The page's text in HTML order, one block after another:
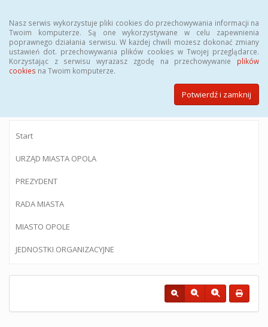
Nasz serwis wykorzystuje pliki cookies do przechowywania informacji na
Twoim komputerze. Są one wykorzystywane w celu zapewnienia
poprawnego działania serwisu. W każdej chwili możesz dokonać zmiany
ustawień dot. przechowywania plików cookies w Twojej przeglądarce.
Korzystając z serwisu wyrażasz zgodę na przechowywanie plików
cookies na Twoim komputerze.
Potwierdź i zamknij
BIULETYN INFORMACJI PUBLICZNEJ
Urzędu Miasta Opola
Start
URZĄD MIASTA OPOLA
PREZYDENT
RADA MIASTA
MIASTO OPOLE
JEDNOSTKI ORGANIZACYJNE